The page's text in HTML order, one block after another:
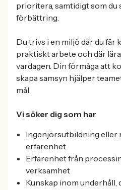
prioritera, samtidigt som
förbättring.
Du trivs i en miljö där du får
praktiskt arbete och där
vardagen. Din förmåga att
skapa samsyn hjälper
mål.
Vi söker dig som har
Ingenjörsutbildning eller
erfarenhet
Erfarenhet från
verksamhet
Kunskap inom